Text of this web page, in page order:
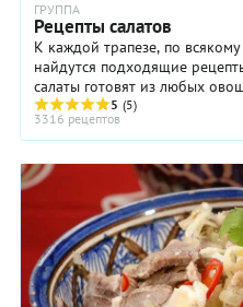
ГРУППА
Рецепты салатов
К каждой трапезе, по
найдутся подходящие
салаты готовят из любых
макаронных изделий, крупы и
5 (5)
3316 рецептов